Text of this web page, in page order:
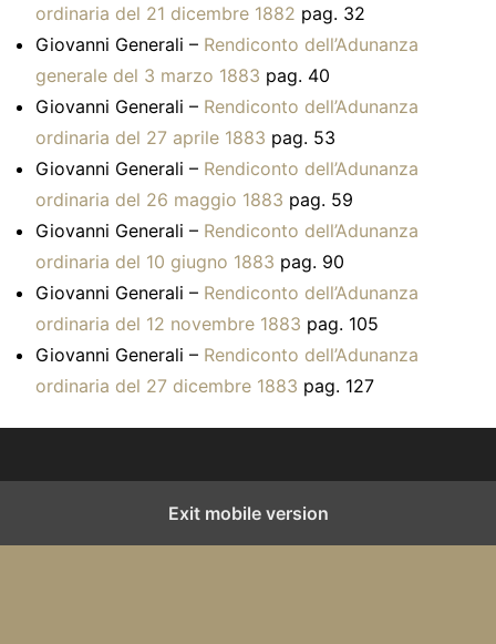
ordinaria del 21 dicembre 1882 pag. 32
Giovanni Generali – Rendiconto dell’Adunanza
generale del 3 marzo 1883 pag. 40
Giovanni Generali – Rendiconto dell’Adunanza
ordinaria del 27 aprile 1883 pag. 53
Giovanni Generali – Rendiconto dell’Adunanza
ordinaria del 26 maggio 1883 pag. 59
Giovanni Generali – Rendiconto dell’Adunanza
ordinaria del 10 giugno 1883 pag. 90
Giovanni Generali – Rendiconto dell’Adunanza
ordinaria del 12 novembre 1883 pag. 105
Giovanni Generali – Rendiconto dell’Adunanza
ordinaria del 27 dicembre 1883 pag. 127
Exit mobile version